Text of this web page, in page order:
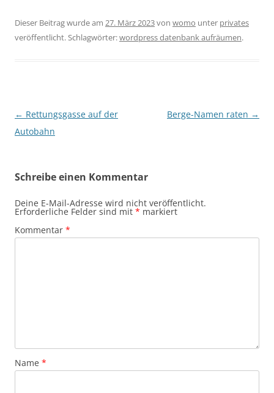
Dieser Beitrag wurde am 27. März 2023von womo unter privates
veröffentlicht. Schlagwörter:wordpress datenbank aufräumen.
Beitragsnavigation
← Rettungsgasse auf der
Autobahn
Berge-Namen raten →
Schreibe einen Kommentar
Deine E-Mail-Adresse wird nicht veröffentlicht.
Erforderliche Felder sind mit * markiert
Kommentar *
Name *